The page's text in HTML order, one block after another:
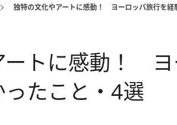
独特の文化やアートに感動！ ヨーロッパ旅行を経
ートに感動！
たこと・4選